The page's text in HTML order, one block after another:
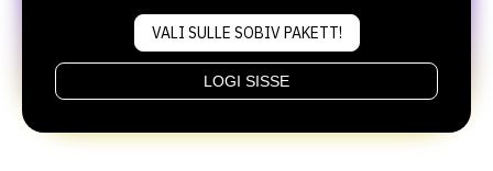
VALI SULLE SOBIV PAKETT!
LOGI SISSE